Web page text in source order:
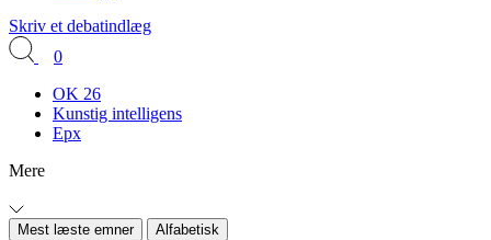
Skriv et debatindlæg
0
OK 26
Kunstig intelligens
Epx
Mere
Mest læste emner Alfabetisk